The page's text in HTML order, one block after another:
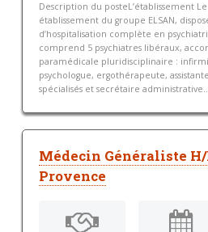
Description du posteL’établissement Le
établissement du groupe ELSAN,
d’hospitalisation complète en
comprend 5 psychiatres libéraux,
paramédicale pluridisciplinaire :
psychologue, ergothérapeute,
spécialisés et secrétaire
Médecin Généraliste
Provence